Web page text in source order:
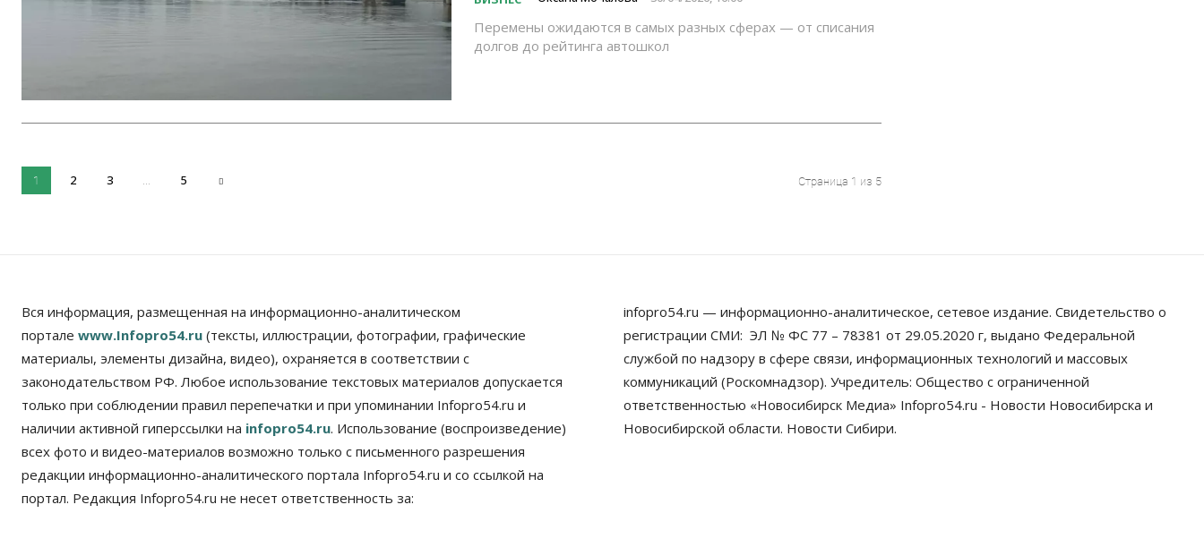
Перемены ожидаются в самых разных сферах — от списания
долгов до рейтинга автошкол
1 2 3 ... 5 Страница 1 из 5
Вся информация, размещенная на информационно-аналитическом
портале www.Infopro54.ru (тексты, иллюстрации, фотографии, графические
материалы, элементы дизайна, видео), охраняется в соответствии с
законодательством РФ. Любое использование текстовых материалов допускается
только при соблюдении правил перепечатки и при упоминании Infopro54.ru и
наличии активной гиперссылки на infopro54.ru. Использование (воспроизведение)
всех фото и видео-материалов возможно только с письменного разрешения
редакции информационно-аналитического портала Infopro54.ru и со ссылкой на
портал. Редакция Infopro54.ru не несет ответственность за:
infopro54.ru — информационно-аналитическое, сетевое издание. Свидетельство о
регистрации СМИ: ЭЛ № ФС 77 – 78381 от 29.05.2020 г, выдано Федеральной
службой по надзору в сфере связи, информационных технологий и массовых
коммуникаций (Роскомнадзор). Учредитель: Общество с ограниченной
ответственностью «Новосибирск Медиа» Infopro54.ru - Новости Новосибирска и
Новосибирской области. Новости Сибири.